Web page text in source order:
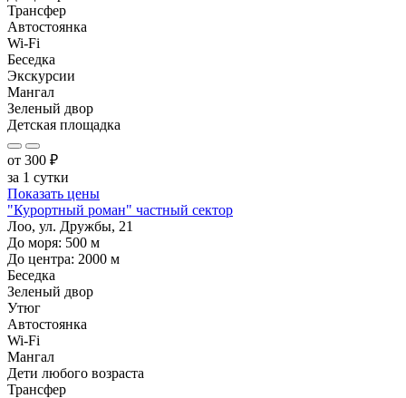
Трансфер
Автостоянка
Wi-Fi
Беседка
Экскурсии
Мангал
Зеленый двор
Детская площадка
от 300 ₽
за 1 сутки
Показать цены
"Курортный роман" частный сектор
Лоо, ул. Дружбы, 21
До моря: 500 м
До центра: 2000 м
Беседка
Зеленый двор
Утюг
Автостоянка
Wi-Fi
Мангал
Дети любого возраста
Трансфер